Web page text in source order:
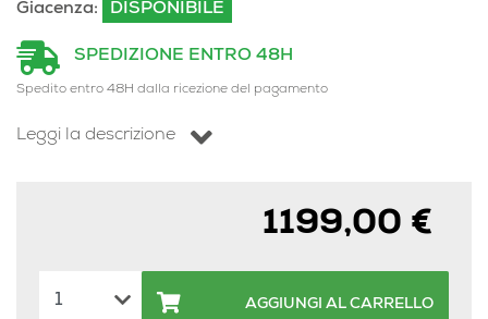
Giacenza:
DISPONIBILE
SPEDIZIONE ENTRO 48H
Spedito entro 48H dalla ricezione del pagamento
Leggi la descrizione
1199,00 €
AGGIUNGI AL CARRELLO